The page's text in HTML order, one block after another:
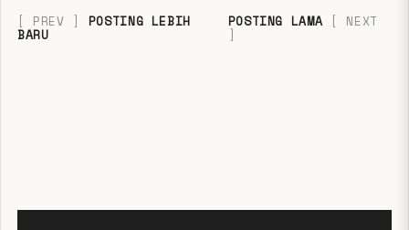
POSTING LEBIH
BARU
POSTING LAMA